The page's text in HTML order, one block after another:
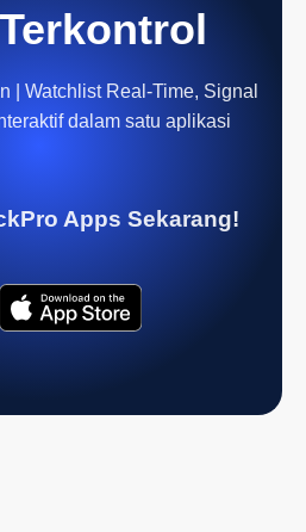
| Watchlist Real-Time, Signal
dalam satu aplikasi
Apps Sekarang!